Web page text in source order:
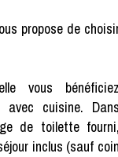
propose de
vous
avec cuisine.
de toilette
inclus (sauf